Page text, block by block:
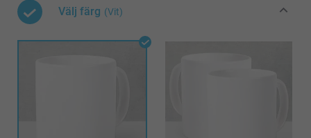
Välj färg (Vit)